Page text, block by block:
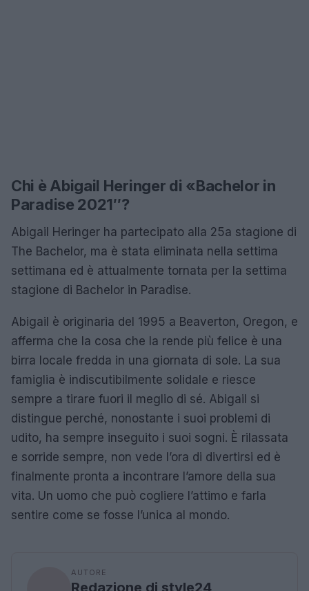
Chi è Abigail Heringer di «Bachelor in
Paradise 2021″?
Abigail Heringer ha partecipato alla 25a stagione di
The Bachelor, ma è stata eliminata nella settima
settimana ed è attualmente tornata per la settima
stagione di Bachelor in Paradise.
Abigail è originaria del 1995 a Beaverton, Oregon, e
afferma che la cosa che la rende più felice è una
birra locale fredda in una giornata di sole. La sua
famiglia è indiscutibilmente solidale e riesce
sempre a tirare fuori il meglio di sé. Abigail si
distingue perché, nonostante i suoi problemi di
udito, ha sempre inseguito i suoi sogni. È rilassata
e sorride sempre, non vede l’ora di divertirsi ed è
finalmente pronta a incontrare l’amore della sua
vita. Un uomo che può cogliere l’attimo e farla
sentire come se fosse l’unica al mondo.
AUTORE